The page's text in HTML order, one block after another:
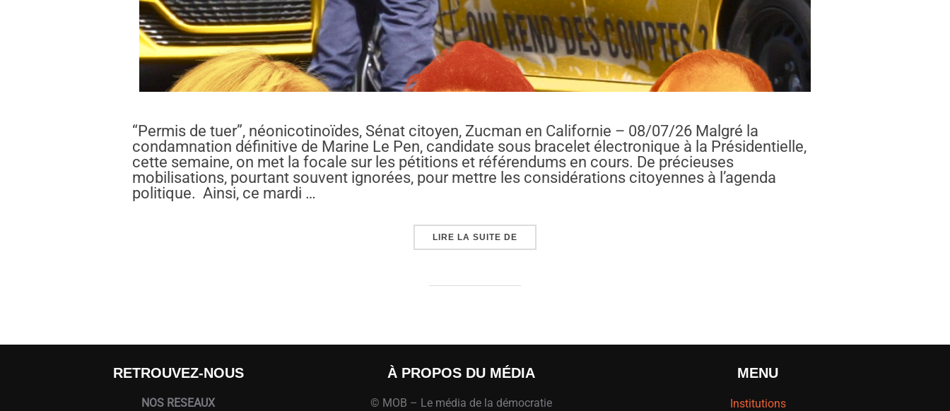
“Permis de tuer”, néonicotinoïdes, Sénat citoyen, Zucman en Californie – 08/07/26 Malgré la
condamnation définitive de Marine Le Pen, candidate sous bracelet électronique à la Présidentielle,
cette semaine, on met la focale sur les pétitions et référendums en cours. De précieuses
mobilisations, pourtant souvent ignorées, pour mettre les considérations citoyennes à l’agenda
politique. Ainsi, ce mardi …
LIRE LA SUITE DE
RETROUVEZ-NOUS
NOS RESEAUX
À PROPOS DU MÉDIA
© MOB – Le média de la démocratie
MENU
Institutions